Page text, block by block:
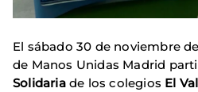
El sábado 30 de noviembre
de Manos Unidas Madrid
Solidariade los colegios El